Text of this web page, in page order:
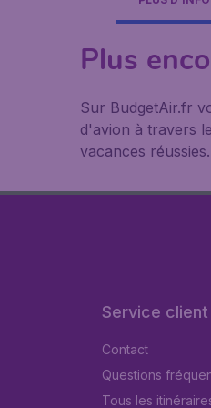
Plus
Sur BudgetAir.fr
d'avion à travers
vacances réussies.
Service client
Contact
Questions
Tous les